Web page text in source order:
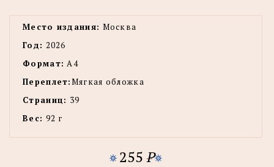
Место издания: Москва
Год: 2026
Формат: А4
Переплет:Мягкая обложка
Страниц: 39
Вес: 92 г
255 P